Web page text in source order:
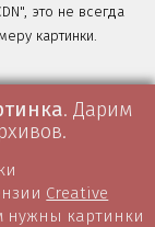
это не всегда
картинки.
. Дарим
Creative
нужны картинки